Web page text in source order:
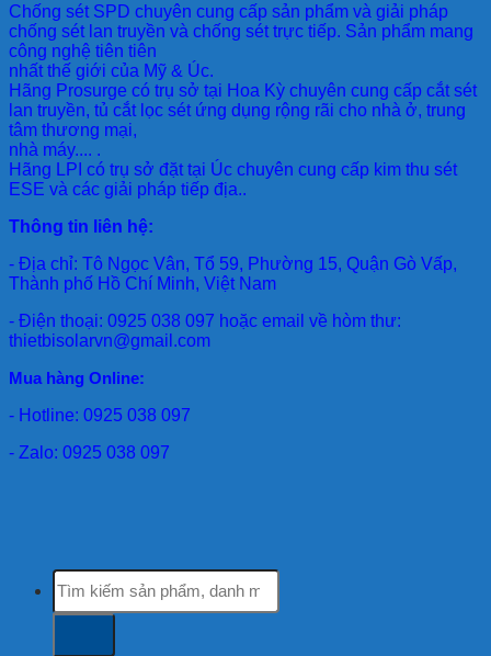
Chống sét SPD chuyên cung cấp sản phẩm và giải pháp
chống sét lan truyền và chống sét trực tiếp. Sản phẩm mang
công nghệ tiên tiên
nhất thế giới của Mỹ & Úc.
Hãng Prosurge có trụ sở tại Hoa Kỳ chuyên cung cấp cắt sét
lan truyền, tủ cắt lọc sét ứng dụng rộng rãi cho nhà ở, trung
tâm thương mại,
nhà máy.... .
Hãng LPI có trụ sở đặt tại Úc chuyên cung cấp kim thu sét
ESE và các giải pháp tiếp địa..
Thông tin liên hệ:
- Địa chỉ: Tô Ngọc Vân, Tổ 59, Phường 15, Quận Gò Vấp,
Thành phố Hồ Chí Minh, Việt Nam
- Điện thoại: 0925 038 097 hoặc email về hòm thư:
thietbisolarvn@gmail.com
Mua hàng Online:
- Hotline: 0925 038 097
- Zalo: 0925 038 097
Tìm
kiếm: